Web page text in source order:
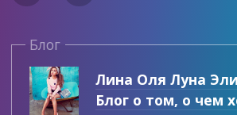
Блог
Лина Оля Луна
Блог о том, о чем